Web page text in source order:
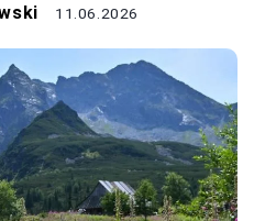
11.06.2026